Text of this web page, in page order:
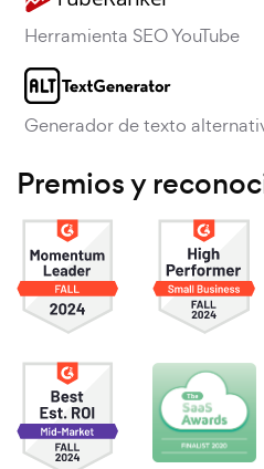
Herramienta SEO YouTube
Generador de texto
Premios y